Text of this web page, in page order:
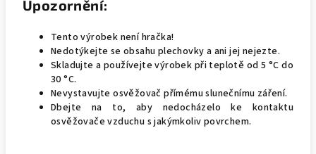
Upozornění:
Tento výrobek není hračka!
Nedotýkejte se obsahu plechovky a ani jej nejezte.
Skladujte a používejte výrobek při teplotě od 5 °C do
30 °C.
Nevystavujte osvěžovač přímému slunečnímu záření.
Dbejte na to, aby nedocházelo ke kontaktu
osvěžovače vzduchu s jakýmkoliv povrchem.